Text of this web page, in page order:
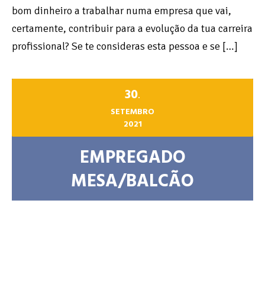
bom dinheiro a trabalhar numa empresa que vai,
certamente, contribuir para a evolução da tua carreira
profissional? Se te consideras esta pessoa e se […]
30.
SETEMBRO
2021
EMPREGADO
MESA/BALCÃO